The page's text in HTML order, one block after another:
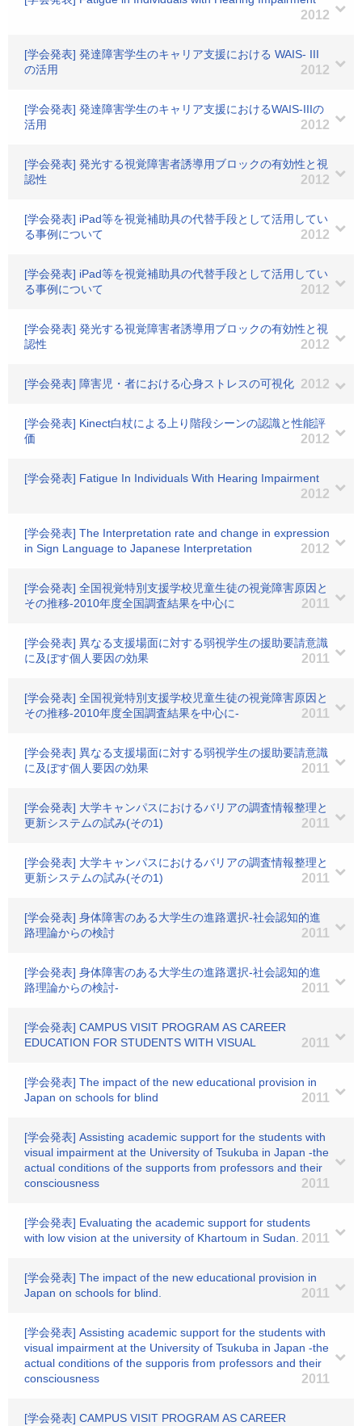
2012
[学会発表] 発達障害学生のキャリア支援における WAIS- III
の活用
2012
[学会発表] 発達障害学生のキャリア支援におけるWAIS-IIIの
活用
2012
[学会発表] 発光する視覚障害者誘導用ブロックの有効性と視
認性
2012
[学会発表] iPad等を視覚補助具の代替手段として活用してい
る事例について
2012
[学会発表] iPad等を視覚補助具の代替手段として活用してい
る事例について
2012
[学会発表] 発光する視覚障害者誘導用ブロックの有効性と視
認性
2012
[学会発表] 障害児・者における心身ストレスの可視化 2012
[学会発表] Kinect白杖による上り階段シーンの認識と性能評
価
2012
[学会発表] Fatigue In Individuals With Hearing Impairment
2012
[学会発表] The Interpretation rate and change in expression
in Sign Language to Japanese Interpretation
2012
[学会発表] 全国視覚特別支援学校児童生徒の視覚障害原因と
その推移-2010年度全国調査結果を中心に
2011
[学会発表] 異なる支援場面に対する弱視学生の援助要請意識
に及ぼす個人要因の効果
2011
[学会発表] 全国視覚特別支援学校児童生徒の視覚障害原因と
その推移-2010年度全国調査結果を中心に-
2011
[学会発表] 異なる支援場面に対する弱視学生の援助要請意識
に及ぼす個人要因の効果
2011
[学会発表] 大学キャンパスにおけるバリアの調査情報整理と
更新システムの試み(その1)
2011
[学会発表] 大学キャンパスにおけるバリアの調査情報整理と
更新システムの試み(その1)
2011
[学会発表] 身体障害のある大学生の進路選択-社会認知的進
路理論からの検討
2011
[学会発表] 身体障害のある大学生の進路選択-社会認知的進
路理論からの検討-
2011
[学会発表] CAMPUS VISIT PROGRAM AS CAREER
EDUCATION FOR STUDENTS WITH VISUAL
2011
[学会発表] The impact of the new educational provision in
Japan on schools for blind
2011
[学会発表] Assisting academic support for the students with
visual impairment at the University of Tsukuba in Japan -the
actual conditions of the supports from professors and their
consciousness
2011
[学会発表] Evaluating the academic support for students
with low vision at the university of Khartoum in Sudan. 2011
[学会発表] The impact of the new educational provision in
Japan on schools for blind.
2011
[学会発表] Assisting academic support for the students with
visual impairment at the University of Tsukuba in Japan -the
actual conditions of the supporis from professors and their
consciousness
2011
[学会発表] CAMPUS VISIT PROGRAM AS CAREER